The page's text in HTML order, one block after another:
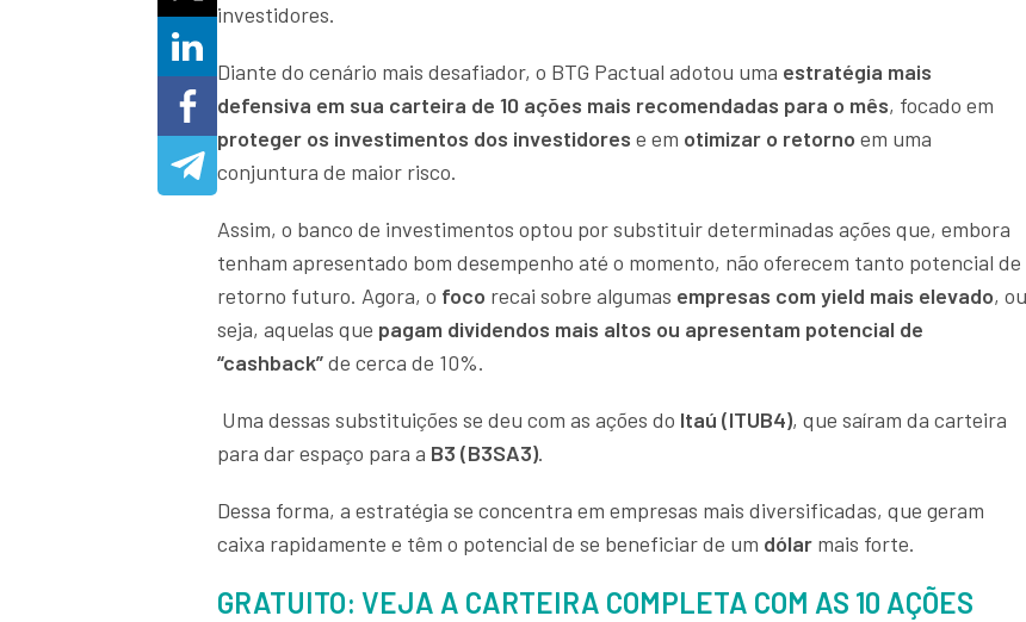
investidores.
Diante do cenário mais desafiador, o BTG Pactual adotou uma estratégia mais
defensiva em sua carteira de 10 ações mais recomendadas para o mês, focado em
proteger os investimentos dos investidores e em otimizar o retorno em uma
conjuntura de maior risco.
Assim, o banco de investimentos optou por substituir determinadas ações que, embora
tenham apresentado bom desempenho até o momento, não oferecem tanto potencial de
retorno futuro. Agora, o foco recai sobre algumas empresas com yield mais elevado, ou
seja, aquelas que pagam dividendos mais altos ou apresentam potencial de
“cashback”de cerca de 10%.
Uma dessas substituições se deu com as ações do Itaú (ITUB4), que saíram da carteira
para dar espaço para a B3 (B3SA3).
Dessa forma, a estratégia se concentra em empresas mais diversificadas, que geram
caixa rapidamente e têm o potencial de se beneficiar de um dólar mais forte.
GRATUITO: VEJA A CARTEIRA COMPLETA COM AS 10 AÇÕES